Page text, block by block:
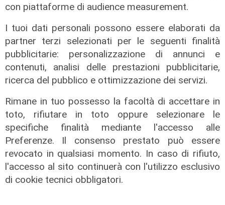
con piattaforme di audience measurement.
I tuoi dati personali possono essere elaborati da
partner terzi selezionati per le seguenti finalità
pubblicitarie: personalizzazione di annunci e
contenuti, analisi delle prestazioni pubblicitarie,
ricerca del pubblico e ottimizzazione dei servizi.
Rimane in tuo possesso la facoltà di accettare in
toto, rifiutare in toto oppure selezionare le
specifiche finalità mediante l'accesso alle
Preferenze. Il consenso prestato può essere
revocato in qualsiasi momento. In caso di rifiuto,
l'accesso al sito continuerà con l'utilizzo esclusivo
di cookie tecnici obbligatori.
Addio
Mondo della musica in lutto, è
morto Francesco Guccini
di F.S.